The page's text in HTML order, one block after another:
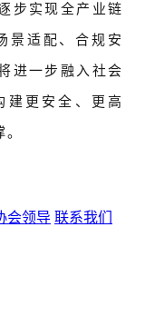
步实现全产业链
景适配、合规安
进一步融入社会
建更安全、更高
会领导 联系我们